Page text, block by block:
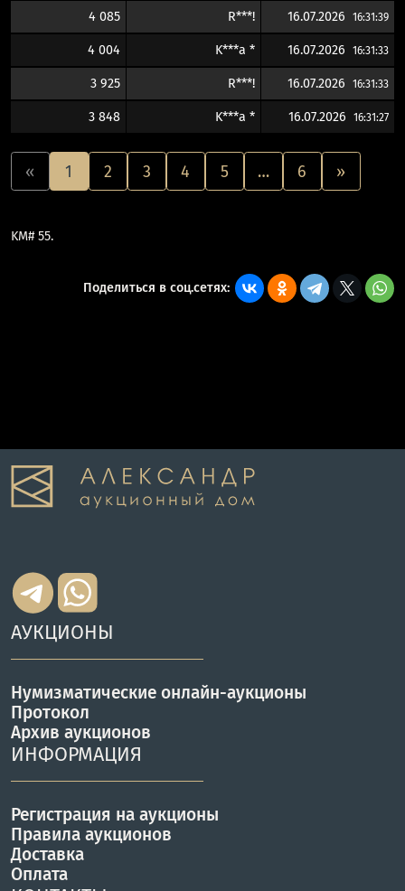
4 085 R***! 16.07.2026 16:31:39
4 004 K***a * 16.07.2026 16:31:33
3 925 R***! 16.07.2026 16:31:33
3 848 K***a * 16.07.2026 16:31:27
« 1 2 3 4 5 … 6 »
KM# 55.
Поделиться в соц.сетях:
АУКЦИОНЫ
Нумизматические онлайн-аукционы
Протокол
Архив аукционов
ИНФОРМАЦИЯ
Регистрация на аукционы
Правила аукционов
Доставка
Оплата